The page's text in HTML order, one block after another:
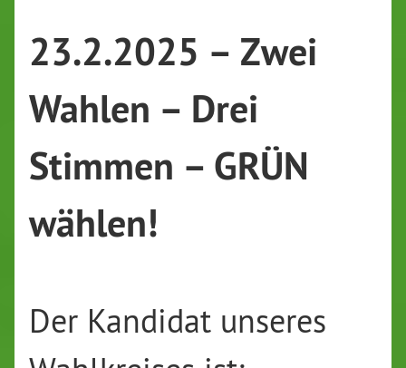
23.2.2025 – Zwei
Wahlen – Drei
Stimmen – GRÜN
wählen!
Der Kandidat unseres